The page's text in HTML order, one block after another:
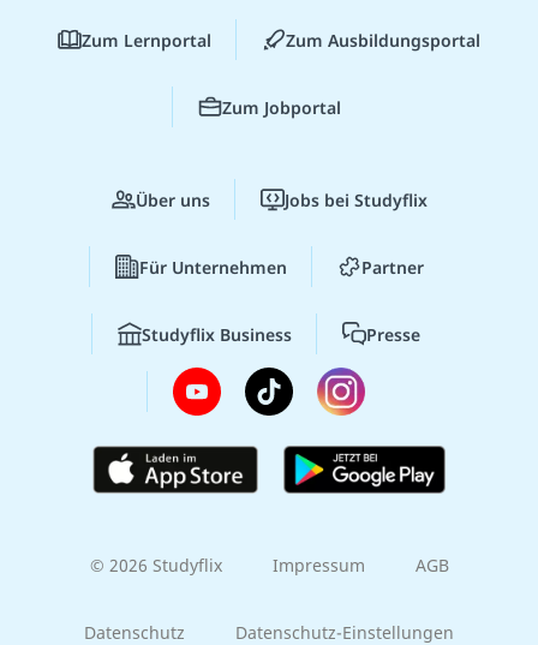
Zum Lernportal Zum Ausbildungsportal
Zum Jobportal
Über uns Jobs bei Studyflix
Für Unternehmen Partner
Studyflix Business Presse
© 2026 Studyflix Impressum AGB
Datenschutz Datenschutz-Einstellungen